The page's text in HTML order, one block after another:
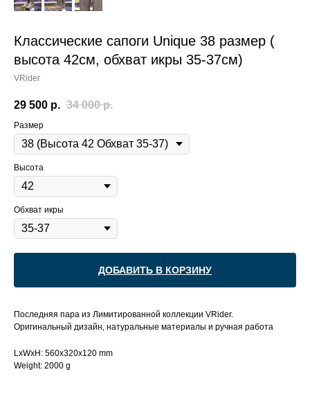
Классические сапоги Unique 38 размер (
высота 42см, обхват икры 35-37см)
VRider
29 500 р. 34 000 р.
Размер
Высота
Обхват икры
ДОБАВИТЬ В КОРЗИНУ
Последняя пара из Лимитированной коллекции VRider.
Оригинальный дизайн, натуральные материалы и ручная работа
LxWxH: 560x320x120 mm
Weight: 2000 g